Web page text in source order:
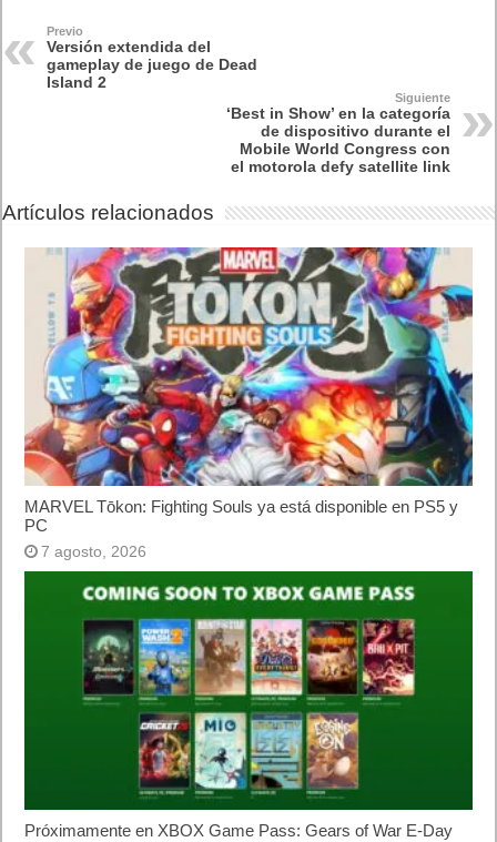
Previo
Versión extendida del
gameplay de juego de Dead
Island 2
Siguiente
‘Best in Show’ en la categoría
de dispositivo durante el
Mobile World Congress con
el motorola defy satellite link
Artículos relacionados
MARVEL Tōkon: Fighting Souls ya está disponible en PS5 y
PC
7 agosto, 2026
Próximamente en XBOX Game Pass: Gears of War E-Day